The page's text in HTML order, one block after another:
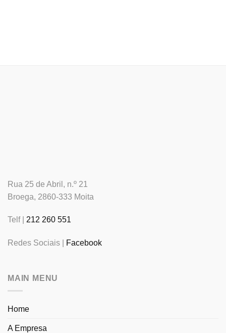
Rua 25 de Abril, n.º 21
Broega, 2860-333 Moita
Telf | 212 260 551
Redes Sociais | Facebook
MAIN MENU
Home
A Empresa